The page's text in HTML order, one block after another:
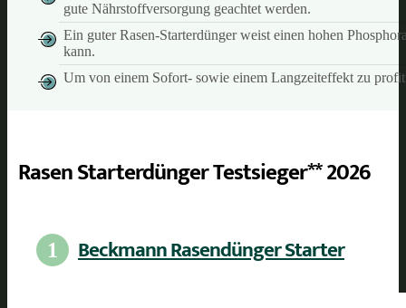
gute Nährstoffversorgung geachtet werden.
Ein guter Rasen-Starterdünger weist einen hohen
kann.
Um von einem Sofort- sowie einem Langzeiteffekt zu
Rasen Starterdünger Testsieger** 2026
1 Beckmann Rasendünger Starter